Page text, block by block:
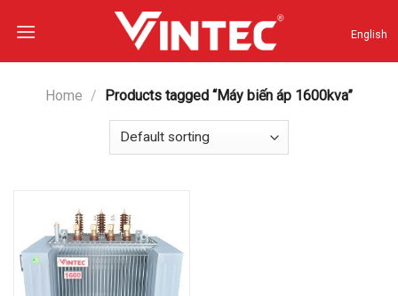
English
Home / Products tagged “Máy biến áp 1600kva”